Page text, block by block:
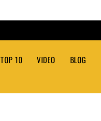
TOP 10 VIDEO BLOG